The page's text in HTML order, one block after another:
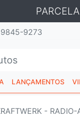
9845-9273
LANÇAMENTOS
-